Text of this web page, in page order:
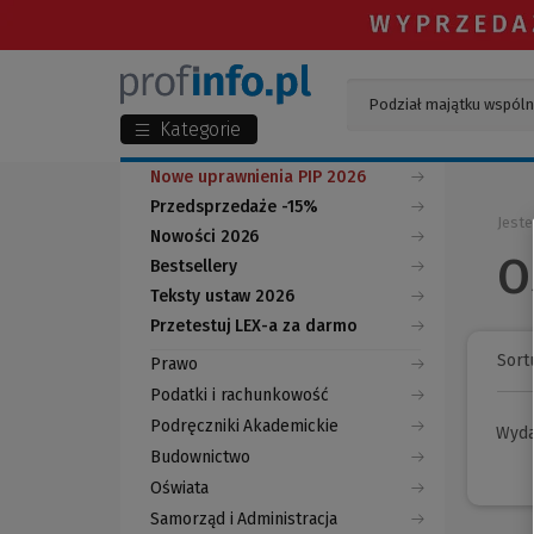
Kategorie
Nowe uprawnienia PIP 2026
Przedsprzedaże -15%
Nowości 2026
Bestsellery
Teksty ustaw 2026
Przetestuj LEX-a za darmo
(Nowe
okno)
(Link
do
innej
strony)
Prawo
Podatki i rachunkowość
Podręczniki Akademickie
Budownictwo
Oświata
Samorząd i Administracja